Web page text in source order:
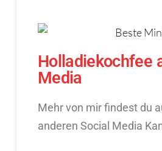
Holladiekochfee
Media
Mehr von mir findest du
anderen Social Media